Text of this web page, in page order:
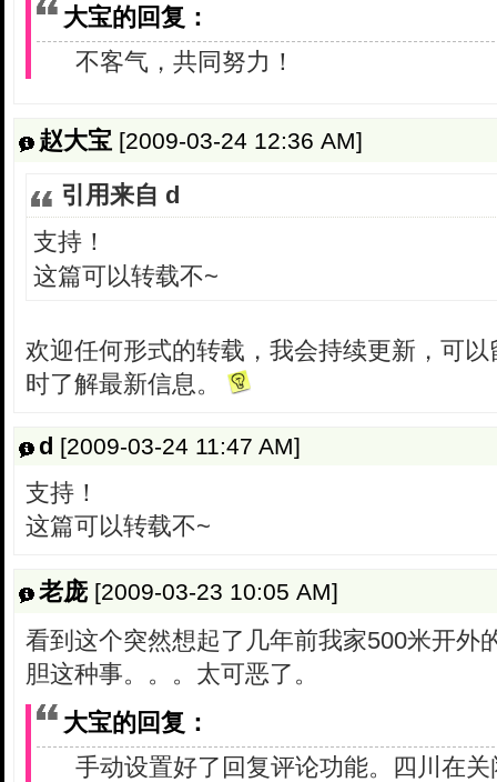
大宝的回复：
不客气，共同努力！
赵大宝 [2009-03-24 12:36 AM]
引用来自 d
支持！
这篇可以转载不~
欢迎任何形式的转载，我会持续更新，可
时了解最新信息。
d [2009-03-24 11:47 AM]
支持！
这篇可以转载不~
老庞 [2009-03-23 10:05 AM]
看到这个突然想起了几年前我家500米开外
胆这种事。。。太可恶了。
大宝的回复：
手动设置好了回复评论功能。四川在